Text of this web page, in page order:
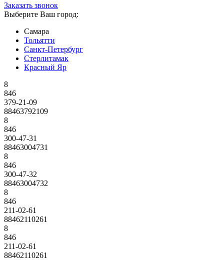
Заказать звонок
Выберите Ваш город:
Самара
Тольятти
Санкт-Петербург
Стерлитамак
Красный Яр
8
846
379-21-09
88463792109
8
846
300-47-31
88463004731
8
846
300-47-32
88463004732
8
846
211-02-61
88462110261
8
846
211-02-61
88462110261